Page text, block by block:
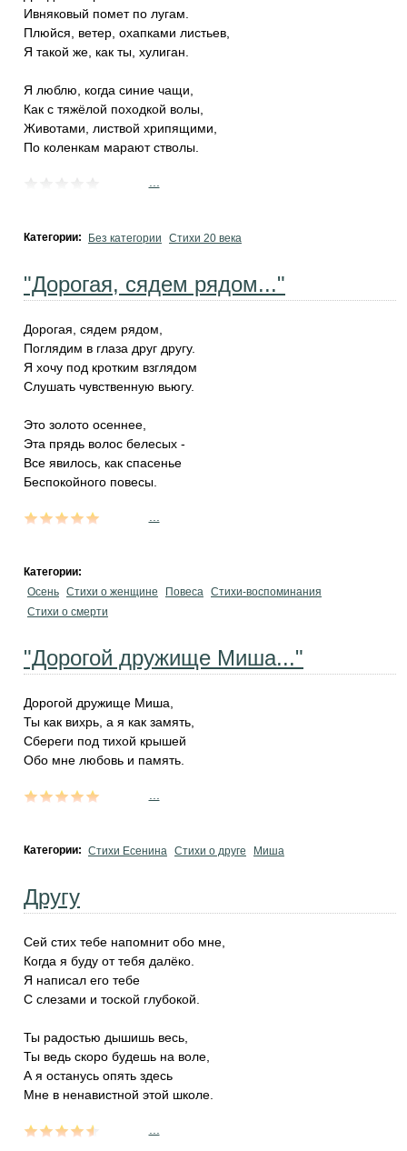
Ивняковый помет по лугам.
Плюйся, ветер, охапками листьев,
Я такой же, как ты, хулиган.
Я люблю, когда синие чащи,
Как с тяжёлой походкой волы,
Животами, листвой хрипящими,
По коленкам марают стволы.
Категории: Без категории Стихи 20 века
"Дорогая, сядем рядом..."
Дорогая, сядем рядом,
Поглядим в глаза друг другу.
Я хочу под кротким взглядом
Слушать чувственную вьюгу.
Это золото осеннее,
Эта прядь волос белесых -
Все явилось, как спасенье
Беспокойного повесы.
Категории:
Осень Стихи о женщине Повеса
Стихи-воспоминания
Стихи о смерти
"Дорогой дружище Миша..."
Дорогой дружище Миша,
Ты как вихрь, а я как замять,
Сбереги под тихой крышей
Обо мне любовь и память.
Категории: Стихи Есенина Стихи о друге Миша
Другу
Сей стих тебе напомнит обо мне,
Когда я буду от тебя далёко.
Я написал его тебе
С слезами и тоской глубокой.
Ты радостью дышишь весь,
Ты ведь скоро будешь на воле,
А я останусь опять здесь
Мне в ненавистной этой школе.